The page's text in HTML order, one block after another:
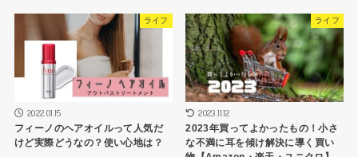
ライフ
2022.01.15
フィーノのヘアオイルって人気だ
けど実際どうなの？使い心地は？
ライフ
2023.11.12
2023年買ってよかったもの！小さ
な不満に耳を傾け解決に導く買い